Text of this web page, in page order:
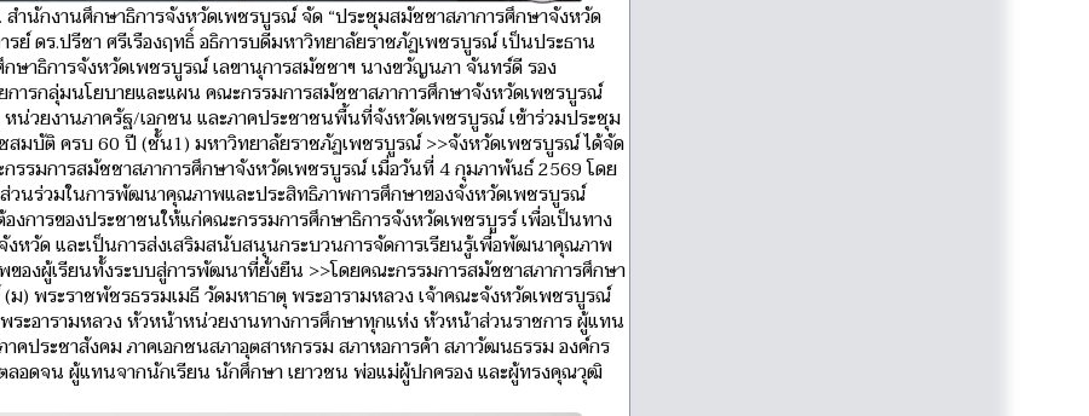
ำนักงานศึกษาธิการจังหวัดเพชรบูรณ์ จัด “ประชุมสมัชชาสภาการศึกษาจังหวัด
ย์ ดร.ปรีชา ศรีเรืองฤทธิ์ อธิการบดีมหาวิทยาลัยราชภัฏเพชรบูรณ์ เป็นประธาน
ษาธิการจังหวัดเพชรบูรณ์ เลขานุการสมัชชาฯ นางขวัญนภา จันทร์ดี รอง
ารกลุ่มนโยบายและแผน คณะกรรมการสมัชชาสภาการศึกษาจังหวัดเพชรบูรณ์
วยงานภาครัฐ/เอกชน และภาคประชาชนพื้นที่จังหวัดเพชรบูรณ์ เข้าร่วมประชุม
สมบัติ ครบ 60 ปี (ชั้น1) มหาวิทยาลัยราชภัฏเพชรบูรณ์ >>จังหวัดเพชรบูรณ์ ได้จัด
รมการสมัชชาสภาการศึกษาจังหวัดเพชรบูรณ์ เมื่อวันที่ 4 กุมภาพันธ์ 2569 โดย
วนร่วมในการพัฒนาคุณภาพและประสิทธิภาพการศึกษาของจังหวัดเพชรบูรณ์
การของประชาชนให้แก่คณะกรรมการศึกษาธิการจังหวัดเพชรบูรร์ เพื่อเป็นทาง
หวัด และเป็นการส่งเสริมสนับสนุนกระบวนการจัดการเรียนรู้เพื่อพัฒนาคุณภาพ
องผู้เรียนทั้งระบบสู่การพัฒนาที่ยั่งยืน >>โดยคณะกรรมการสมัชชาสภาการศึกษา
พระราชพัชรธรรมเมธี วัดมหาธาตุ พระอารามหลวง เจ้าคณะจังหวัดเพชรบูรณ์
ระอารามหลวง หัวหน้าหน่วยงานทางการศึกษาทุกแห่ง หัวหน้าส่วนราชการ ผู้แทน
ประชาสังคม ภาคเอกชนสภาอุตสาหกรรม สภาหอการค้า สภาวัฒนธรรม องค์กร
อดจน ผู้แทนจากนักเรียน นักศึกษา เยาวชน พ่อแม่ผู้ปกครอง และผู้ทรงคุณวุฒิ